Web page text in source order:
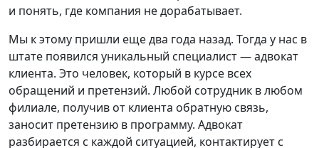
и понять, где компания не дорабатывает.
Мы к этому пришли еще два года назад. Тогда у нас в
штате появился уникальный специалист — адвокат
клиента. Это человек, который в курсе всех
обращений и претензий. Любой сотрудник в любом
филиале, получив от клиента обратную связь,
заносит претензию в программу. Адвокат
разбирается с каждой ситуацией, контактирует с